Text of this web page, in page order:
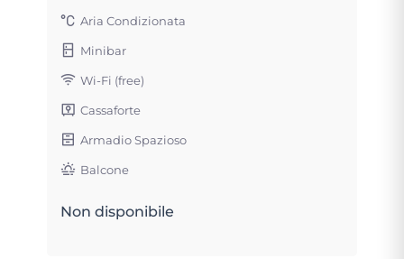
Aria Condizionata
Minibar
Wi-Fi (free)
Cassaforte
Armadio Spazioso
Balcone
Non disponibile